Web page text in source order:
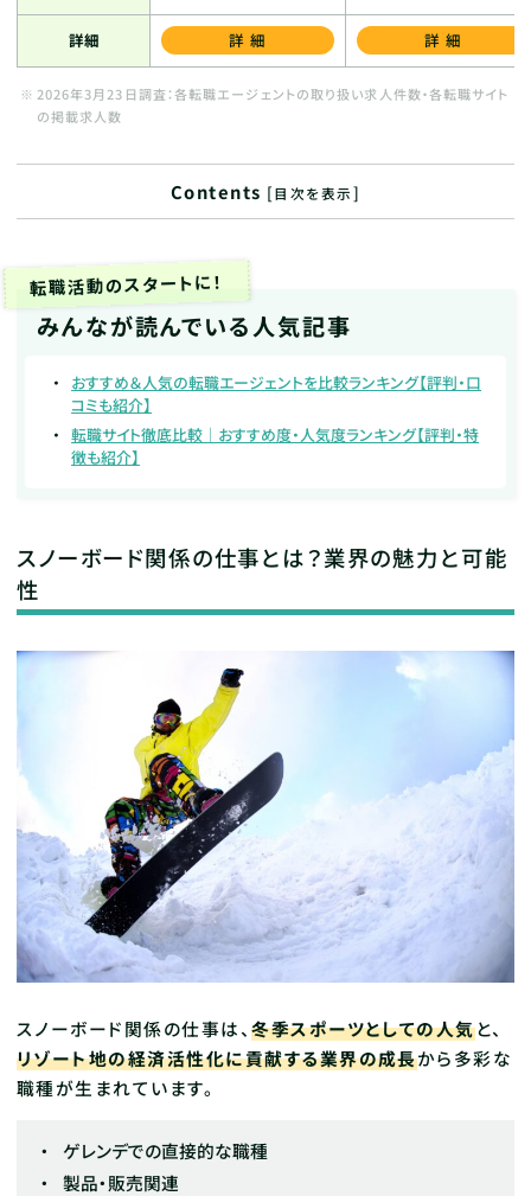
詳細 詳細 詳細
2026年3月23日調査：各転職エージェントの取り扱い求人件数・各転職サイト
の掲載求人数
Contents [目次を表示]
転職活動のスタートに！
みんなが読んでいる人気記事
おすすめ＆人気の転職エージェントを比較ランキング【評判・口
コミも紹介】
転職サイト徹底比較｜おすすめ度・人気度ランキング【評判・特
徴も紹介】
スノーボード関係の仕事とは？業界の魅力と可能
性
スノーボード関係の仕事は、冬季スポーツとしての人気と、
リゾート地の経済活性化に貢献する業界の成長から多彩な
職種が生まれています。
ゲレンデでの直接的な職種
製品・販売関連